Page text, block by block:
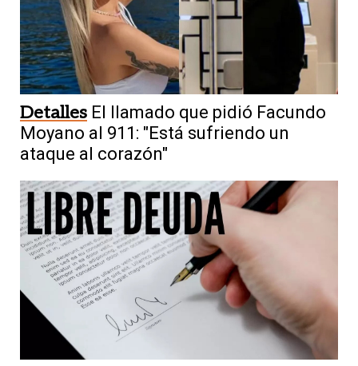
Detalles El llamado que pidió Facundo
Moyano al 911: "Está sufriendo un
ataque al corazón"